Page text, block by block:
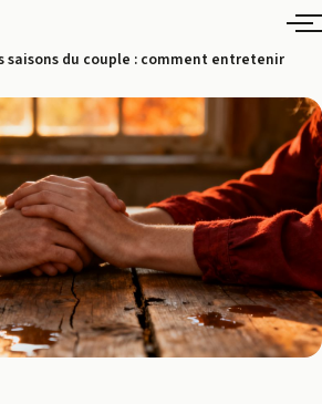
saisons du couple : comment entretenir